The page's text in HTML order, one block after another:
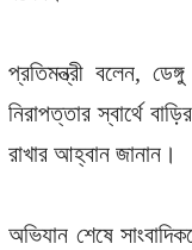
প্রতিমন্ত্রী বলেন,
নিরাপত্তার স্বার্থে
রাখার আহ্বান জানান।
অভিযান শেষে